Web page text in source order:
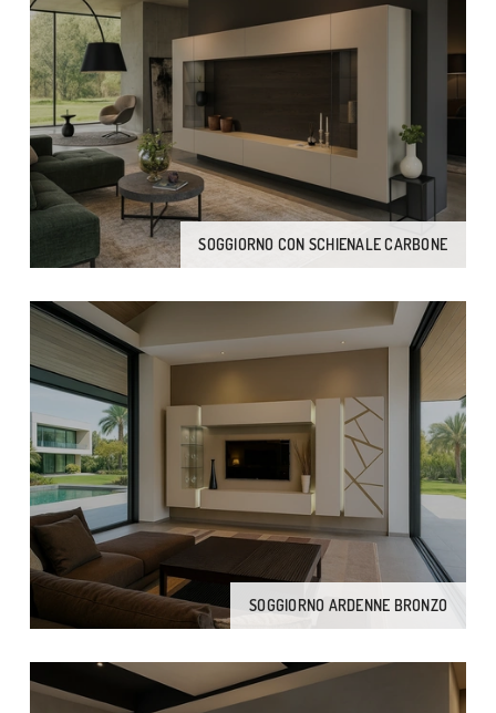
SOGGIORNO CON SCHIENALE CARBONE
SOGGIORNO ARDENNE BRONZO